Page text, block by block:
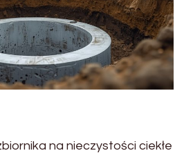
na nieczystości ciekłe